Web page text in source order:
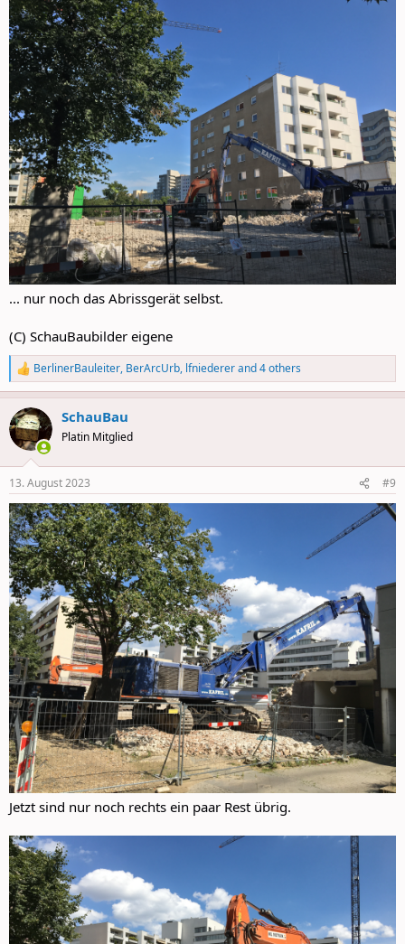
... nur noch das Abrissgerät selbst.
(C) SchauBaubilder eigene
R
e
a
c
t
i
s
:
BerlinerBauleiter, BerArcUrb, lfniedererand 4 others
SchauBau
Platin Mitglied
13. August 2023 #9
Jetzt sind nur noch rechts ein paar Rest übrig.